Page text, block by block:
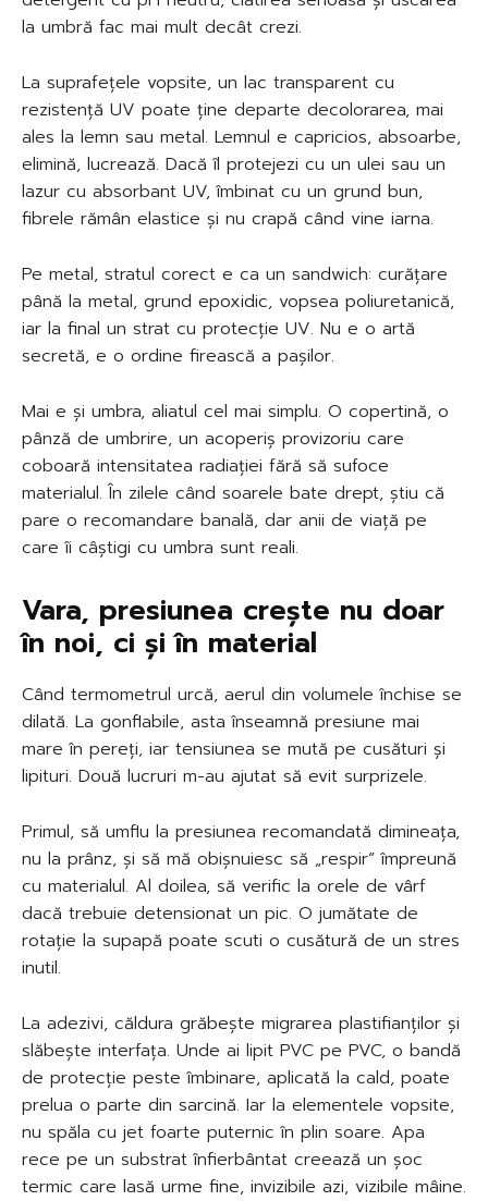
la umbră fac mai mult decât crezi.
La suprafețele vopsite, un lac transparent cu
rezistență UV poate ține departe decolorarea, mai
ales la lemn sau metal. Lemnul e capricios, absoarbe,
elimină, lucrează. Dacă îl protejezi cu un ulei sau un
lazur cu absorbant UV, îmbinat cu un grund bun,
fibrele rămân elastice și nu crapă când vine iarna.
Pe metal, stratul corect e ca un sandwich: curățare
până la metal, grund epoxidic, vopsea poliuretanică,
iar la final un strat cu protecție UV. Nu e o artă
secretă, e o ordine firească a pașilor.
Mai e și umbra, aliatul cel mai simplu. O copertină, o
pânză de umbrire, un acoperiș provizoriu care
coboară intensitatea radiației fără să sufoce
materialul. În zilele când soarele bate drept, știu că
pare o recomandare banală, dar anii de viață pe
care îi câștigi cu umbra sunt reali.
Vara, presiunea crește nu doar
în noi, ci și în material
Când termometrul urcă, aerul din volumele închise se
dilată. La gonflabile, asta înseamnă presiune mai
mare în pereți, iar tensiunea se mută pe cusături și
lipituri. Două lucruri m-au ajutat să evit surprizele.
Primul, să umflu la presiunea recomandată dimineața,
nu la prânz, și să mă obișnuiesc să „respir” împreună
cu materialul. Al doilea, să verific la orele de vârf
dacă trebuie detensionat un pic. O jumătate de
rotație la supapă poate scuti o cusătură de un stres
inutil.
La adezivi, căldura grăbește migrarea plastifianților și
slăbește interfața. Unde ai lipit PVC pe PVC, o bandă
de protecție peste îmbinare, aplicată la cald, poate
prelua o parte din sarcină. Iar la elementele vopsite,
nu spăla cu jet foarte puternic în plin soare. Apa
rece pe un substrat înfierbântat creează un șoc
termic care lasă urme fine, invizibile azi, vizibile mâine.